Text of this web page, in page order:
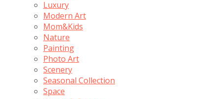
Luxury
Modern Art
Mom&Kids
Nature
Painting
Photo Art
Scenery
Seasonal Collection
Space